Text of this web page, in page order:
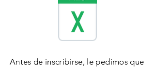
Antes de inscribirse, le pedimos que